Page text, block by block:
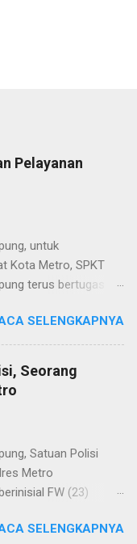
Pelayanan
untuk
Kota Metro, SPKT
terus bertugas
pelayanan SKCK dan
jari secara terpadu
(06/01/2025) Dalam
kepolisian, SPKT
M.IK mengatakan
terus berusaha
terbaik kepada
maupun pelayanan
SELENGKAPNYA
Seorang
Satuan Polisi
Metro
FW (23)
menggunakan
SELENGKAPNYA